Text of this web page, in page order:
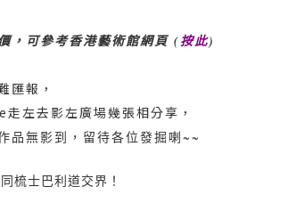
，可參考香港藝術館網頁 (按此)
匯報，
左去影左廣場幾張相分享，
品無影到，留待各位發掘喇~~
梳士巴利道交界！